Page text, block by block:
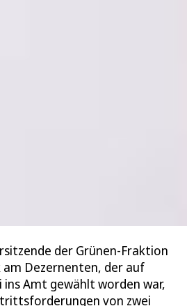
der Grünen-Fraktion
Dezernenten, der auf
Amt gewählt worden war,
von zwei